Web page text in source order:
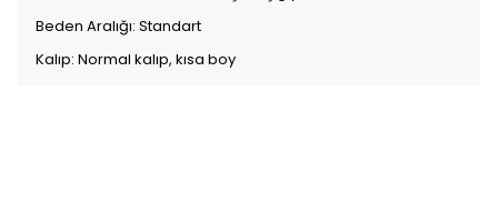
Beden Aralığı: Standart
Kalıp: Normal kalıp, kısa boy